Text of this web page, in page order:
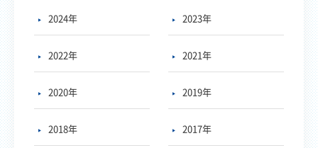
2024年 2023年
2022年 2021年
2020年 2019年
2018年 2017年